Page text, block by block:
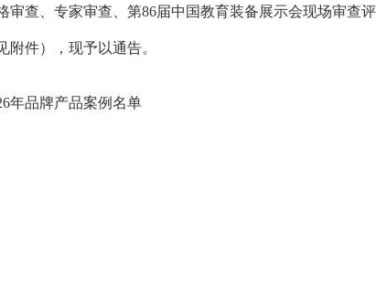
审查、专家审查、第86届中国教育装备展示会现场审查
附件），现予以通告。
品牌产品案例名单